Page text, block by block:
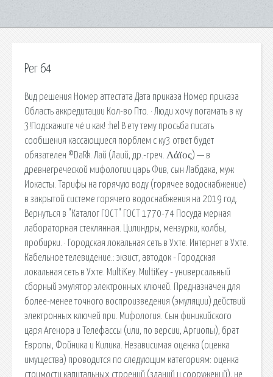
Рег 64
Вид решения Номер аттестата Дата приказа Номер приказа
Область аккредитации Кол-во Пто. · Люди хочу погамать в ку
3!Подскажите чё и как! :hel В ету тему просьба писать
сообшения кассающиеся порблем с ку3 ответ будет
обязателен ©DaRk. Лай (Лаий, др.-греч. Λάϊος) — в
древнегреческой мифологии царь Фив, сын Лабдака, муж
Иокасты. Тарифы на горячую воду (горячее водоснабжение)
в закрытой системе горячего водоснабжения на 2019 год.
Вернуться в "Каталог ГОСТ" ГОСТ 1770-74 Посуда мерная
лабораторная стеклянная. Цилиндры, мензурки, колбы,
пробирки. · Городская локальная сеть в Ухте. Интернет в Ухте.
Кабельное телевидение.: экзист, автодок - Городская
локальная сеть в Ухте. MultiKey. MultiKey - универсальный
сборный эмулятор электронных ключей. Предназначен для
более-менее точного воспроизведения (эмуляции) действий
электронных ключей при. Мифология. Сын финикийского
царя Агенора и Телефассы (или, по версии, Аргиопы), брат
Европы, Фойника и Килика. Независимая оценка (оценка
имущества) проводится по следующим категориям: оценка
стоимости капитальных строений (зданий и сооружений), не